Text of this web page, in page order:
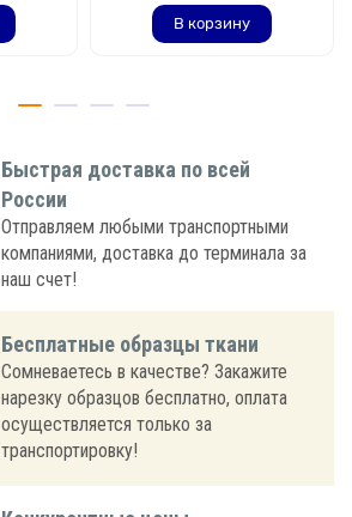
В корзину
Быстрая доставка по всей
России
Отправляем любыми транспортными
компаниями, доставка до терминала за
наш счет!
Бесплатные образцы ткани
Сомневаетесь в качестве? Закажите
нарезку образцов бесплатно, оплата
осуществляется только за
транспортировку!